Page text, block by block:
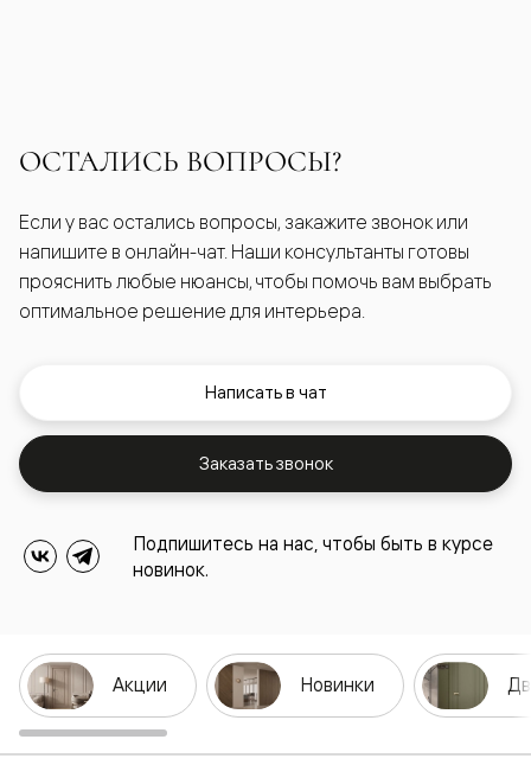
ОСТАЛИСЬ ВОПРОСЫ?
Если у вас остались вопросы, закажите звонок или
напишите в онлайн-чат. Наши консультанты готовы
прояснить любые нюансы, чтобы помочь вам выбрать
оптимальное решение для интерьера.
Написать в чат
Заказать звонок
Подпишитесь на нас, чтобы быть в курсе
новинок.
Акции Новинки